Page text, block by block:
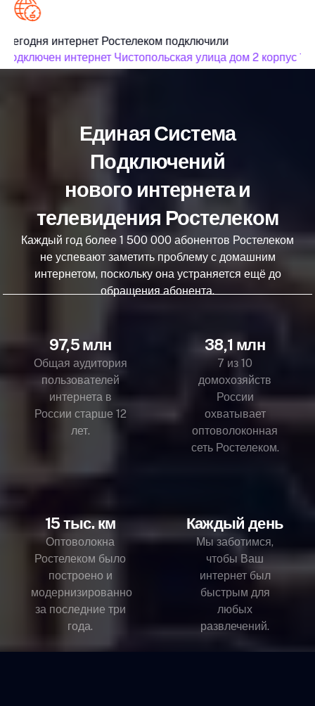
Сегодня интернет Ростелеком подключили
подключен интернет Чистопольская улица дом 2 корпус 1
Единая Система
Подключений
нового интернета и
телевидения Ростелеком
Каждый год более 1 500 000 абонентов Ростелеком
не успевают заметить проблему с домашним
интернетом, поскольку она устраняется ещё до
обращения абонента.
97,5 млн
Общая аудитория
пользователей
интернета в
России старше 12
лет.
38,1 млн
7 из 10
домохозяйств
России
охватывает
оптоволоконная
сеть Ростелеком.
15 тыс. км
Оптоволокна
Ростелеком было
построено и
модернизированно
за последние три
года.
Каждый день
Мы заботимся,
чтобы Ваш
интернет был
быстрым для
любых
развлечений.